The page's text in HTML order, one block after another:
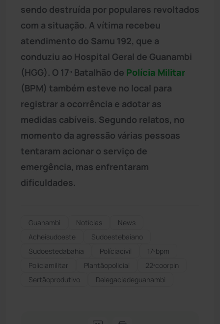
sendo destruída por populares revoltados
com a situação. A vítima recebeu
atendimento do Samu 192, que a
conduziu ao Hospital Geral de Guanambi
(HGG). O 17º Batalhão de Polícia Militar
(BPM) também esteve no local para
registrar a ocorrência e adotar as
medidas cabíveis. Segundo relatos, no
momento da agressão várias pessoas
tentaram acionar o serviço de
emergência, mas enfrentaram
dificuldades.
Guanambi Notícias
News
Acheisudoeste
Sudoestebaiano
Sudoestedabahia
Políciacivil
17ºbpm
Políciamilitar
Plantãopolicial
22ªcoorpin
Sertãoprodutivo
Delegaciadeguanambi